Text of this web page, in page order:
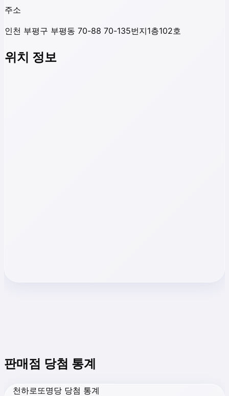
주소
인천 부평구 부평동 70-88 70-135번지1층102호
위치 정보
판매점 당첨 통계
천하로또명당 당첨 통계